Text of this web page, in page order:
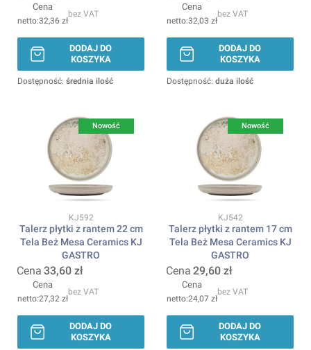
Cena
32,36 zł
bez VAT
DODAJ DO
KOSZYKA
Dostępność: średnia ilość
Cena
32,03 zł
bez VAT
DODAJ DO
KOSZYKA
Dostępność: duża ilość
Nowość
Kod produktu
KJ592
Talerz płytki z rantem 22 cm
Tela Beż Mesa Ceramics KJ
GASTRO
Cena 33,60 zł
Cena
27,32 zł
bez VAT
DODAJ DO
KOSZYKA
Nowość
Kod produktu
KJ542
Talerz płytki z rantem 17 cm
Tela Beż Mesa Ceramics KJ
GASTRO
Cena 29,60 zł
Cena
24,07 zł
bez VAT
DODAJ DO
KOSZYKA